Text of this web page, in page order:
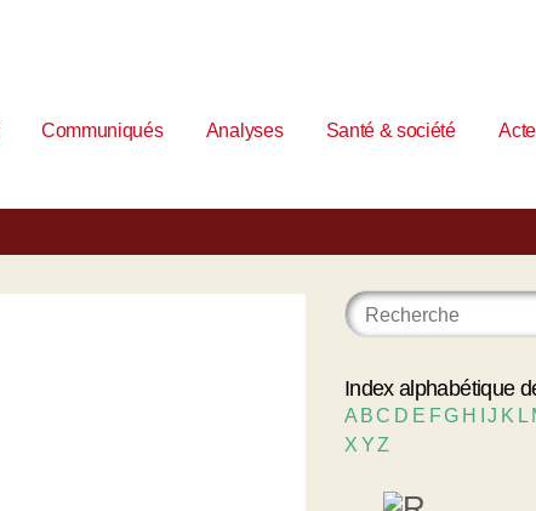
Communiqués Analyses Santé & société
Index alphabétique
A BC D E FG H IJ K L
X YZ